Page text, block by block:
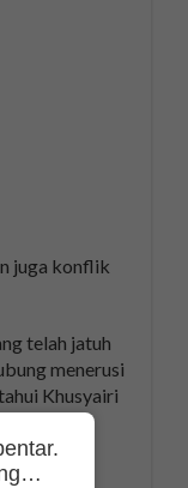
juga konflik
telah jatuh
menerusi
Khusyairi
Khusyairi